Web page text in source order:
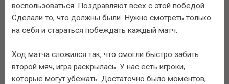
воспользоваться. Поздравляют всех с этой победой.
Сделали то, что должны были. Нужно смотреть только
на себя и стараться побеждать каждый матч.
Ход матча сложился так, что смогли быстро забить
второй мяч, игра раскрылась. У нас есть игроки,
которые могут убежать. Достаточно было моментов,